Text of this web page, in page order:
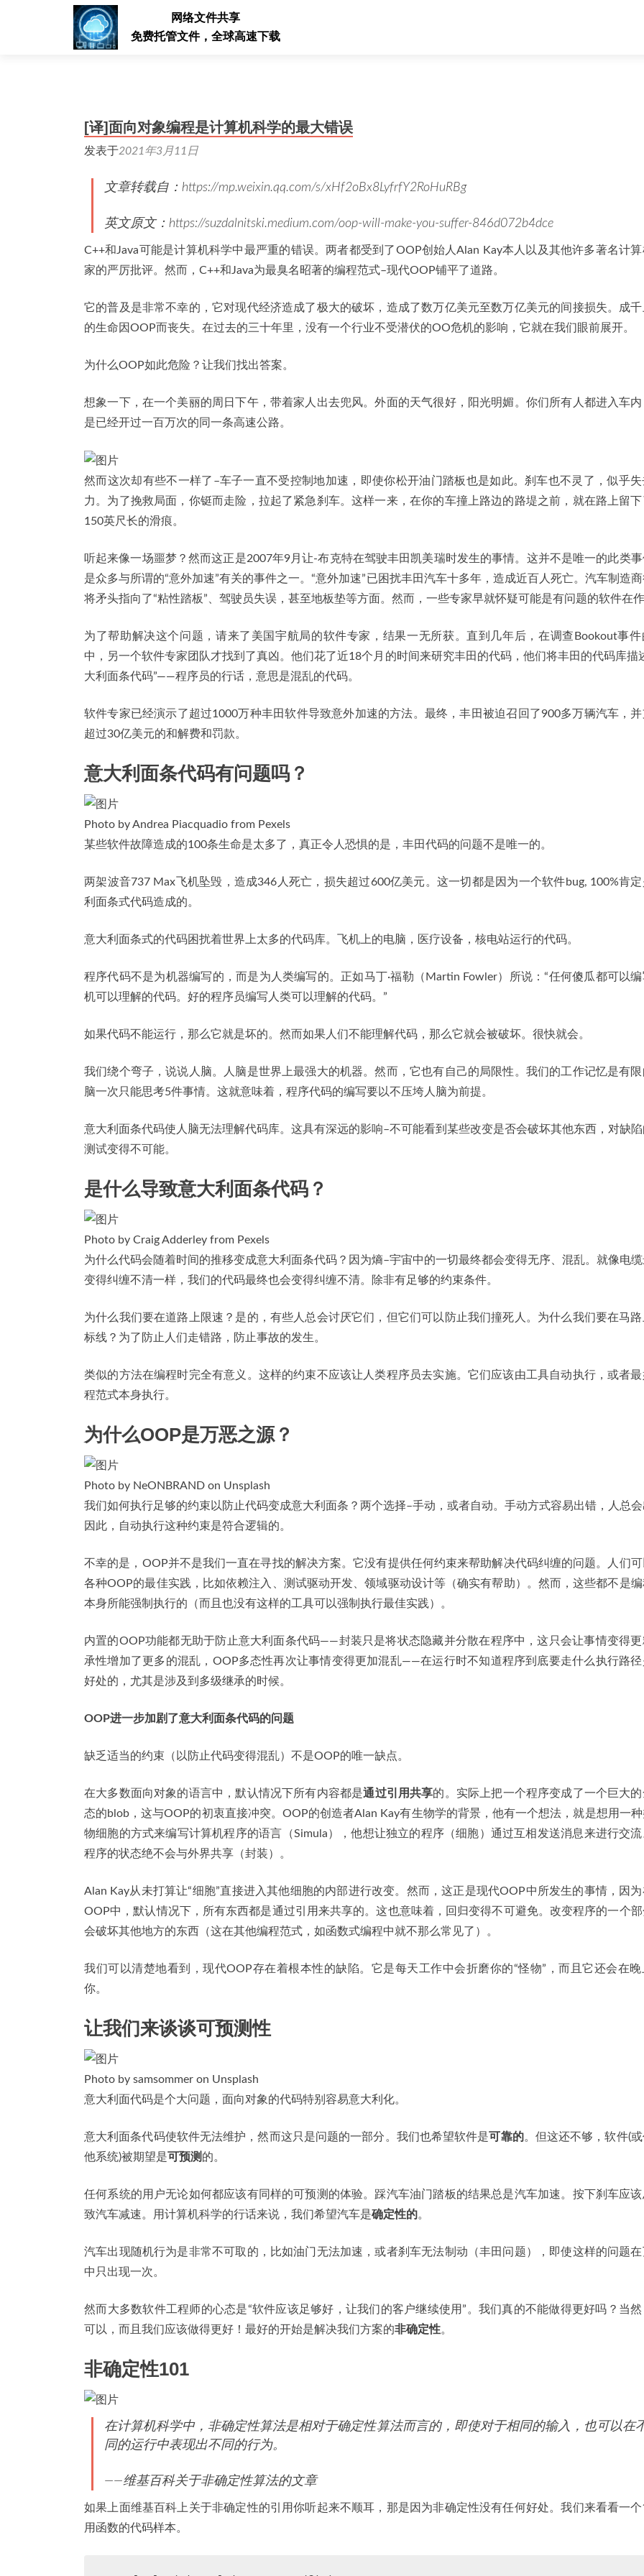
网络文件共享
免费托管文件，全球高速下载
[译]面向对象编程是计算机科学的最大错误
发表于2021年3月11日
文章转载自：https://mp.weixin.qq.com/s/xHf2oBx8LyfrfY2RoHuRBg
英文原文：https://suzdalnitski.medium.com/oop-will-make-you-suffer-846d072b4dce
C++和Java可能是计算机科学中最严重的错误。两者都受到了OOP创始人Alan Kay本人以及其他许多著名计
家的严厉批评。然而，C++和Java为最臭名昭著的编程范式–现代OOP铺平了道路。
它的普及是非常不幸的，它对现代经济造成了极大的破坏，造成了数万亿美元至数万亿美元的间接损失。成
的生命因OOP而丧失。在过去的三十年里，没有一个行业不受潜伏的OO危机的影响，它就在我们眼前展开。
为什么OOP如此危险？让我们找出答案。
想象一下，在一个美丽的周日下午，带着家人出去兜风。外面的天气很好，阳光明媚。你们所有人都进入车
是已经开过一百万次的同一条高速公路。
然而这次却有些不一样了–车子一直不受控制地加速，即使你松开油门踏板也是如此。刹车也不灵了，似乎
力。为了挽救局面，你铤而走险，拉起了紧急刹车。这样一来，在你的车撞上路边的路堤之前，就在路上留
150英尺长的滑痕。
听起来像一场噩梦？然而这正是2007年9月让-布克特在驾驶丰田凯美瑞时发生的事情。这并不是唯一的此类
是众多与所谓的“意外加速”有关的事件之一。“意外加速”已困扰丰田汽车十多年，造成近百人死亡。汽车制造
将矛头指向了“粘性踏板”、驾驶员失误，甚至地板垫等方面。然而，一些专家早就怀疑可能是有问题的软件在
为了帮助解决这个问题，请来了美国宇航局的软件专家，结果一无所获。直到几年后，在调查Bookout事件
中，另一个软件专家团队才找到了真凶。他们花了近18个月的时间来研究丰田的代码，他们将丰田的代码库描
大利面条代码”——程序员的行话，意思是混乱的代码。
软件专家已经演示了超过1000万种丰田软件导致意外加速的方法。最终，丰田被迫召回了900多万辆汽车，
超过30亿美元的和解费和罚款。
意大利面条代码有问题吗？
Photo by Andrea Piacquadio from Pexels
某些软件故障造成的100条生命是太多了，真正令人恐惧的是，丰田代码的问题不是唯一的。
两架波音737 Max飞机坠毁，造成346人死亡，损失超过600亿美元。这一切都是因为一个软件bug, 100%肯
利面条式代码造成的。
意大利面条式的代码困扰着世界上太多的代码库。飞机上的电脑，医疗设备，核电站运行的代码。
程序代码不是为机器编写的，而是为人类编写的。正如马丁·福勒（Martin Fowler）所说：“任何傻瓜都可以
机可以理解的代码。好的程序员编写人类可以理解的代码。”
如果代码不能运行，那么它就是坏的。然而如果人们不能理解代码，那么它就会被破坏。很快就会。
我们绕个弯子，说说人脑。人脑是世界上最强大的机器。然而，它也有自己的局限性。我们的工作记忆是有
脑一次只能思考5件事情。这就意味着，程序代码的编写要以不压垮人脑为前提。
意大利面条代码使人脑无法理解代码库。这具有深远的影响–不可能看到某些改变是否会破坏其他东西，对缺
测试变得不可能。
是什么导致意大利面条代码？
Photo by Craig Adderley from Pexels
为什么代码会随着时间的推移变成意大利面条代码？因为熵–宇宙中的一切最终都会变得无序、混乱。就像电
变得纠缠不清一样，我们的代码最终也会变得纠缠不清。除非有足够的约束条件。
为什么我们要在道路上限速？是的，有些人总会讨厌它们，但它们可以防止我们撞死人。为什么我们要在马
标线？为了防止人们走错路，防止事故的发生。
类似的方法在编程时完全有意义。这样的约束不应该让人类程序员去实施。它们应该由工具自动执行，或者
程范式本身执行。
为什么OOP是万恶之源？
Photo by NeONBRAND on Unsplash
我们如何执行足够的约束以防止代码变成意大利面条？两个选择–手动，或者自动。手动方式容易出错，人总
因此，自动执行这种约束是符合逻辑的。
不幸的是，OOP并不是我们一直在寻找的解决方案。它没有提供任何约束来帮助解决代码纠缠的问题。人们
各种OOP的最佳实践，比如依赖注入、测试驱动开发、领域驱动设计等（确实有帮助）。然而，这些都不是
本身所能强制执行的（而且也没有这样的工具可以强制执行最佳实践）。
内置的OOP功能都无助于防止意大利面条代码——封装只是将状态隐藏并分散在程序中，这只会让事情变得
承性增加了更多的混乱，OOP多态性再次让事情变得更加混乱——在运行时不知道程序到底要走什么执行路
好处的，尤其是涉及到多级继承的时候。
OOP进一步加剧了意大利面条代码的问题
缺乏适当的约束（以防止代码变得混乱）不是OOP的唯一缺点。
在大多数面向对象的语言中，默认情况下所有内容都是通过引用共享的。实际上把一个程序变成了一个巨大
态的blob，这与OOP的初衷直接冲突。OOP的创造者Alan Kay有生物学的背景，他有一个想法，就是想用一
物细胞的方式来编写计算机程序的语言（Simula），他想让独立的程序（细胞）通过互相发送消息来进行交
程序的状态绝不会与外界共享（封装）。
Alan Kay从未打算让“细胞”直接进入其他细胞的内部进行改变。然而，这正是现代OOP中所发生的事情，因
OOP中，默认情况下，所有东西都是通过引用来共享的。这也意味着，回归变得不可避免。改变程序的一个
会破坏其他地方的东西（这在其他编程范式，如函数式编程中就不那么常见了）。
我们可以清楚地看到，现代OOP存在着根本性的缺陷。它是每天工作中会折磨你的“怪物”，而且它还会在
你。
让我们来谈谈可预测性
Photo by samsommer on Unsplash
意大利面代码是个大问题，面向对象的代码特别容易意大利化。
意大利面条代码使软件无法维护，然而这只是问题的一部分。我们也希望软件是可靠的。但这还不够，软件(
他系统)被期望是可预测 的。
任何系统的用户无论如何都应该有同样的可预测的体验。踩汽车油门踏板的结果总是汽车加速。按下刹车应
致汽车减速。用计算机科学的行话来说，我们希望汽车是确定性的。
汽车出现随机行为是非常不可取的，比如油门无法加速，或者刹车无法制动（丰田问题），即使这样的问题
中只出现一次。
然而大多数软件工程师的心态是“软件应该足够好，让我们的客户继续使用”。我们真的不能做得更好吗？当
可以，而且我们应该做得更好！最好的开始是解决我们方案的非确定性。
非确定性101
在计算机科学中，非确定性算法是相对于确定性算法而言的，即使对于相同的输入，也可以在
同的运行中表现出不同的行为。
——维基百科关于非确定性算法的文章
如果上面维基百科上关于非确定性的引用你听起来不顺耳，那是因为非确定性没有任何好处。我们来看看一
用函数的代码样本。